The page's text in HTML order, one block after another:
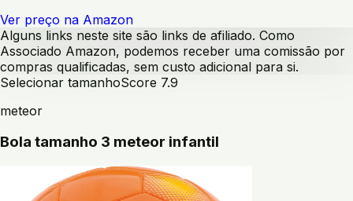
Ver preço na Amazon
Alguns links neste site são links de afiliado. Como
Associado Amazon, podemos receber uma comissão por
compras qualificadas, sem custo adicional para si.
Selecionar tamanhoScore 7.9
meteor
Bola tamanho 3 meteor infantil